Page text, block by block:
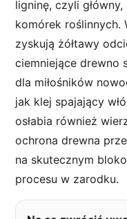
ligninę, czyli
komórek roślinnych.
zyskują żółtawy
ciemniejące drewno
dla miłośników
jak klej spajający
osłabia również
ochrona drewna
na skutecznym
procesu w zarodku.